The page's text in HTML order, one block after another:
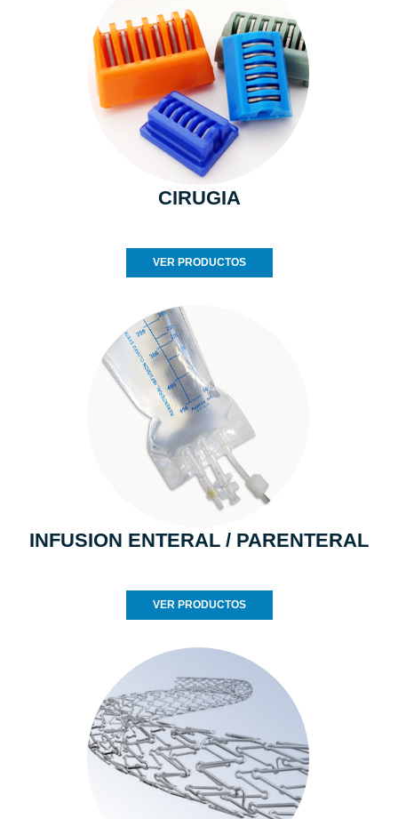
CIRUGIA
VER PRODUCTOS
INFUSION ENTERAL / PARENTERAL
VER PRODUCTOS